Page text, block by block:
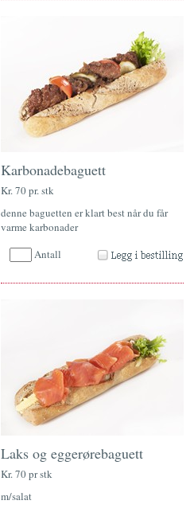
Karbonadebaguett
Kr. 70 pr. stk
denne baguetten er klart best når du får
varme karbonader
Antall
Laks og eggerørebaguett
Kr. 70 pr stk
m/salat